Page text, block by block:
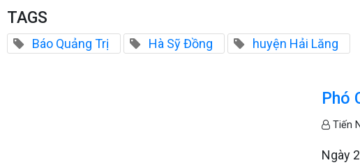
TAGS
Báo Quảng Trị Hà Sỹ Đồng huyện Hải Lăng
Phó
Tiến
Ngày